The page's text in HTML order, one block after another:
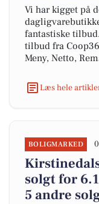
Vi har kigget på
fantastiske
tilbud fra
Meny, Netto,
Læs hele
BOLIGMARKED
solgt for
5 andre